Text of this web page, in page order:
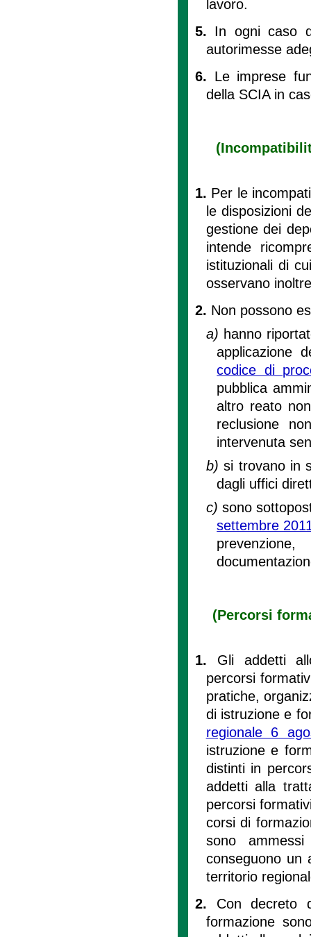
lavoro.
5. In ogni caso
autorimesse
6. Le imprese
della SCIA in
1. Per le
le disposizioni
gestione dei
intende
istituzionali di
osservano
2. Non possono
a) hanno
applicazione
codice di
pubblica
altro reato
reclusione
intervenuta
b)si trovano in
dagli uffici
c) sono
settembre
(Percorsi
1. Gli addetti
percorsi
pratiche,
di istruzione e
regionale 6
istruzione e
distinti in
addetti alla
percorsi
corsi di
sono
conseguono un
territorio
2. Con decreto
formazione